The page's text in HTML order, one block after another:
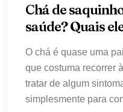
Chá de
saúde? Quais
O chá é quase uma
que costuma recorrer
tratar de algum
simplesmente para